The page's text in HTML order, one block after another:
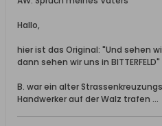
Hallo,
hier ist das Original: "Und sehen
dann sehen wir uns in BITTERFELD"
B. war ein alter
Handwerker auf der Walz trafen ...